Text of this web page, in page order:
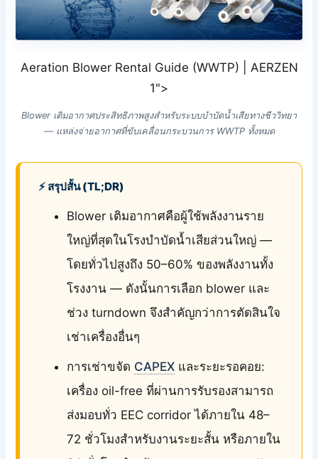
Aeration Blower Rental Guide (WWTP) | AERZEN
1">
Blower เติมอากาศประสิทธิภาพสูงสำหรับระบบบำบัดน้ำเสียทางชีววิทยา
— แหล่งจ่ายอากาศที่ขับเคลื่อนกระบวนการ WWTP ทั้งหมด
⚡ สรุปสั้น (TL;DR)
Blower เติมอากาศคือผู้ใช้พลังงานราย
ใหญ่ที่สุดในโรงบำบัดน้ำเสียส่วนใหญ่ —
โดยทั่วไปสูงถึง 50–60% ของพลังงานทั้ง
โรงงาน — ดังนั้นการเลือก blower และ
ช่วง turndown จึงสำคัญกว่าการตัดสินใจ
เช่าเครื่องอื่นๆ
การเช่าขจัด CAPEXและระยะรอคอย:
เครื่อง oil-free ที่ผ่านการรับรองสามารถ
ส่งมอบทั่ว EEC corridor ได้ภายใน 48–
72 ชั่วโมงสำหรับงานระยะสั้น หรือภายใน